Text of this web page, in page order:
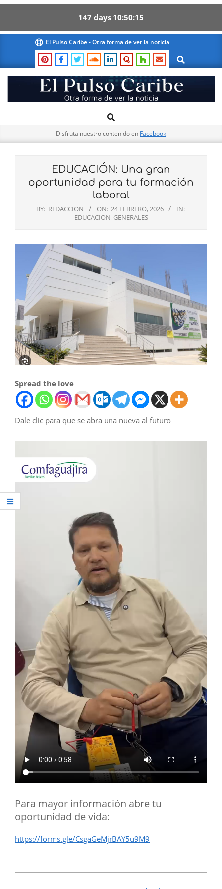
147 days 10 50 14
content
El Pulso Caribe - Otra forma de ver la noticia
Search
El
Pulso
Navigation
Search
Disfruta nuestro contenido en Facebook
EDUCACIÓN: Una gran
oportunidad para tu formación
laboral
BY: REDACCION ON: 24 FEBRERO, 2026
IN:
EDUCACION, GENERALES
Spread the love
Dale clic para que se abra una nueva al futuro
Para mayor información abre tu
oportunidad de vida:
https://forms.gle/CsgaGeMjrBAY5u9M9